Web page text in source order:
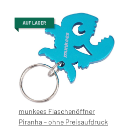
AUF LAGER
munkees Flaschenöffner
Piranha – ohne Preisaufdruck